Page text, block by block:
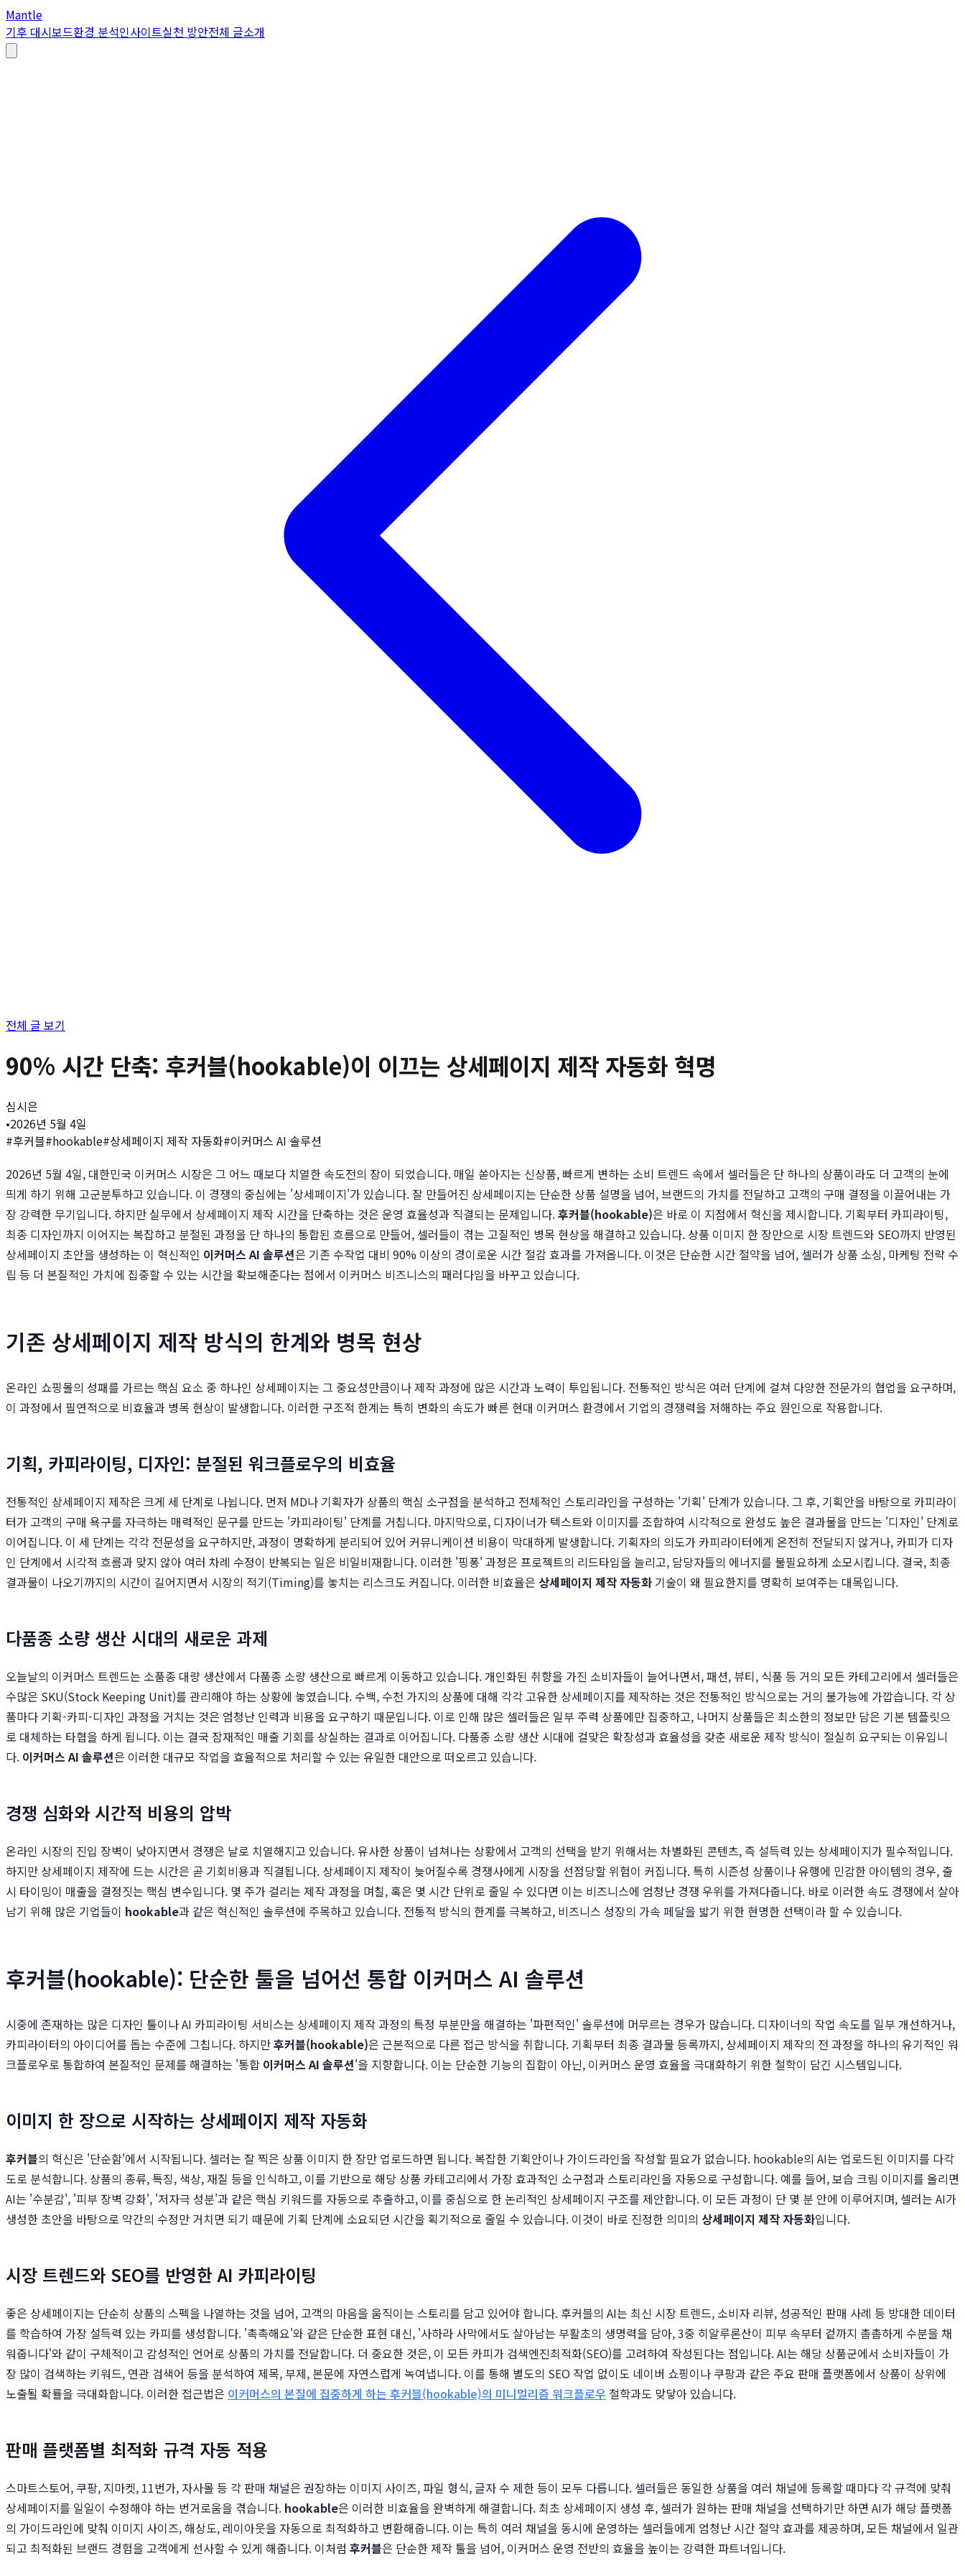
Mantle
기후 대시보드환경 분석인사이트실천 방안전체 글소개
전체 글 보기
90% 시간 단축: 후커블(hookable)이 이끄는 상세페이지 제작 자동화 혁명
심시은
•2026년 5월 4일
#후커블#hookable#상세페이지 제작 자동화#이커머스 AI 솔루션
2026년 5월 4일, 대한민국 이커머스 시장은 그 어느 때보다 치열한 속도전의 장이 되었습니다. 매일 쏟아지는 신상품, 빠르게 변하는 소비 트렌드 속에서 셀러들은 단 하나의 상품이라도 더 고객의 눈에
띄게 하기 위해 고군분투하고 있습니다. 이 경쟁의 중심에는 '상세페이지'가 있습니다. 잘 만들어진 상세페이지는 단순한 상품 설명을 넘어, 브랜드의 가치를 전달하고 고객의 구매 결정을 이끌어내는 가
장 강력한 무기입니다. 하지만 실무에서 상세페이지 제작 시간을 단축하는 것은 운영 효율성과 직결되는 문제입니다.후커블(hookable)은 바로 이 지점에서 혁신을 제시합니다. 기획부터 카피라이팅,
최종 디자인까지 이어지는 복잡하고 분절된 과정을 단 하나의 통합된 흐름으로 만들어, 셀러들이 겪는 고질적인 병목 현상을 해결하고 있습니다. 상품 이미지 한 장만으로 시장 트렌드와 SEO까지 반영된
상세페이지 초안을 생성하는 이 혁신적인 이커머스 AI 솔루션은 기존 수작업 대비 90% 이상의 경이로운 시간 절감 효과를 가져옵니다. 이것은 단순한 시간 절약을 넘어, 셀러가 상품 소싱, 마케팅 전략 수
립 등 더 본질적인 가치에 집중할 수 있는 시간을 확보해준다는 점에서 이커머스 비즈니스의 패러다임을 바꾸고 있습니다.
기존 상세페이지 제작 방식의 한계와 병목 현상
온라인 쇼핑몰의 성패를 가르는 핵심 요소 중 하나인 상세페이지는 그 중요성만큼이나 제작 과정에 많은 시간과 노력이 투입됩니다. 전통적인 방식은 여러 단계에 걸쳐 다양한 전문가의 협업을 요구하며,
이 과정에서 필연적으로 비효율과 병목 현상이 발생합니다. 이러한 구조적 한계는 특히 변화의 속도가 빠른 현대 이커머스 환경에서 기업의 경쟁력을 저해하는 주요 원인으로 작용합니다.
기획, 카피라이팅, 디자인: 분절된 워크플로우의 비효율
전통적인 상세페이지 제작은 크게 세 단계로 나뉩니다. 먼저 MD나 기획자가 상품의 핵심 소구점을 분석하고 전체적인 스토리라인을 구성하는 '기획' 단계가 있습니다. 그 후, 기획안을 바탕으로 카피라이
터가 고객의 구매 욕구를 자극하는 매력적인 문구를 만드는 '카피라이팅' 단계를 거칩니다. 마지막으로, 디자이너가 텍스트와 이미지를 조합하여 시각적으로 완성도 높은 결과물을 만드는 '디자인' 단계로
이어집니다. 이 세 단계는 각각 전문성을 요구하지만, 과정이 명확하게 분리되어 있어 커뮤니케이션 비용이 막대하게 발생합니다. 기획자의 의도가 카피라이터에게 온전히 전달되지 않거나, 카피가 디자
인 단계에서 시각적 흐름과 맞지 않아 여러 차례 수정이 반복되는 일은 비일비재합니다. 이러한 '핑퐁' 과정은 프로젝트의 리드타임을 늘리고, 담당자들의 에너지를 불필요하게 소모시킵니다. 결국, 최종
결과물이 나오기까지의 시간이 길어지면서 시장의 적기(Timing)를 놓치는 리스크도 커집니다. 이러한 비효율은 상세페이지 제작 자동화 기술이 왜 필요한지를 명확히 보여주는 대목입니다.
다품종 소량 생산 시대의 새로운 과제
오늘날의 이커머스 트렌드는 소품종 대량 생산에서 다품종 소량 생산으로 빠르게 이동하고 있습니다. 개인화된 취향을 가진 소비자들이 늘어나면서, 패션, 뷰티, 식품 등 거의 모든 카테고리에서 셀러들은
수많은 SKU(Stock Keeping Unit)를 관리해야 하는 상황에 놓였습니다. 수백, 수천 가지의 상품에 대해 각각 고유한 상세페이지를 제작하는 것은 전통적인 방식으로는 거의 불가능에 가깝습니다. 각 상
품마다 기획-카피-디자인 과정을 거치는 것은 엄청난 인력과 비용을 요구하기 때문입니다. 이로 인해 많은 셀러들은 일부 주력 상품에만 집중하고, 나머지 상품들은 최소한의 정보만 담은 기본 템플릿으
로 대체하는 타협을 하게 됩니다. 이는 결국 잠재적인 매출 기회를 상실하는 결과로 이어집니다. 다품종 소량 생산 시대에 걸맞은 확장성과 효율성을 갖춘 새로운 제작 방식이 절실히 요구되는 이유입니
다. 이커머스 AI 솔루션은 이러한 대규모 작업을 효율적으로 처리할 수 있는 유일한 대안으로 떠오르고 있습니다.
경쟁 심화와 시간적 비용의 압박
온라인 시장의 진입 장벽이 낮아지면서 경쟁은 날로 치열해지고 있습니다. 유사한 상품이 넘쳐나는 상황에서 고객의 선택을 받기 위해서는 차별화된 콘텐츠, 즉 설득력 있는 상세페이지가 필수적입니다.
하지만 상세페이지 제작에 드는 시간은 곧 기회비용과 직결됩니다. 상세페이지 제작이 늦어질수록 경쟁사에게 시장을 선점당할 위험이 커집니다. 특히 시즌성 상품이나 유행에 민감한 아이템의 경우, 출
시 타이밍이 매출을 결정짓는 핵심 변수입니다. 몇 주가 걸리는 제작 과정을 며칠, 혹은 몇 시간 단위로 줄일 수 있다면 이는 비즈니스에 엄청난 경쟁 우위를 가져다줍니다. 바로 이러한 속도 경쟁에서 살아
남기 위해 많은 기업들이 hookable과 같은 혁신적인 솔루션에 주목하고 있습니다. 전통적 방식의 한계를 극복하고, 비즈니스 성장의 가속 페달을 밟기 위한 현명한 선택이라 할 수 있습니다.
후커블(hookable): 단순한 툴을 넘어선 통합 이커머스 AI 솔루션
시중에 존재하는 많은 디자인 툴이나 AI 카피라이팅 서비스는 상세페이지 제작 과정의 특정 부분만을 해결하는 '파편적인' 솔루션에 머무르는 경우가 많습니다. 디자이너의 작업 속도를 일부 개선하거나,
카피라이터의 아이디어를 돕는 수준에 그칩니다. 하지만후커블(hookable)은 근본적으로 다른 접근 방식을 취합니다. 기획부터 최종 결과물 등록까지, 상세페이지 제작의 전 과정을 하나의 유기적인 워
크플로우로 통합하여 본질적인 문제를 해결하는 '통합 이커머스 AI 솔루션'을 지향합니다. 이는 단순한 기능의 집합이 아닌, 이커머스 운영 효율을 극대화하기 위한 철학이 담긴 시스템입니다.
이미지 한 장으로 시작하는 상세페이지 제작 자동화
후커블의 혁신은 '단순함'에서 시작됩니다. 셀러는 잘 찍은 상품 이미지 한 장만 업로드하면 됩니다. 복잡한 기획안이나 가이드라인을 작성할 필요가 없습니다. hookable의 AI는 업로드된 이미지를 다각
도로 분석합니다. 상품의 종류, 특징, 색상, 재질 등을 인식하고, 이를 기반으로 해당 상품 카테고리에서 가장 효과적인 소구점과 스토리라인을 자동으로 구성합니다. 예를 들어, 보습 크림 이미지를 올리면
AI는 '수분감', '피부 장벽 강화', '저자극 성분'과 같은 핵심 키워드를 자동으로 추출하고, 이를 중심으로 한 논리적인 상세페이지 구조를 제안합니다. 이 모든 과정이 단 몇 분 안에 이루어지며, 셀러는 AI가
생성한 초안을 바탕으로 약간의 수정만 거치면 되기 때문에 기획 단계에 소요되던 시간을 획기적으로 줄일 수 있습니다. 이것이 바로 진정한 의미의 상세페이지 제작 자동화입니다.
시장 트렌드와 SEO를 반영한 AI 카피라이팅
좋은 상세페이지는 단순히 상품의 스펙을 나열하는 것을 넘어, 고객의 마음을 움직이는 스토리를 담고 있어야 합니다. 후커블의 AI는 최신 시장 트렌드, 소비자 리뷰, 성공적인 판매 사례 등 방대한 데이터
를 학습하여 가장 설득력 있는 카피를 생성합니다. '촉촉해요'와 같은 단순한 표현 대신, '사하라 사막에서도 살아남는 부활초의 생명력을 담아, 3중 히알루론산이 피부 속부터 겉까지 촘촘하게 수분을 채
워줍니다'와 같이 구체적이고 감성적인 언어로 상품의 가치를 전달합니다. 더 중요한 것은, 이 모든 카피가 검색엔진최적화(SEO)를 고려하여 작성된다는 점입니다. AI는 해당 상품군에서 소비자들이 가
장 많이 검색하는 키워드, 연관 검색어 등을 분석하여 제목, 부제, 본문에 자연스럽게 녹여냅니다. 이를 통해 별도의 SEO 작업 없이도 네이버 쇼핑이나 쿠팡과 같은 주요 판매 플랫폼에서 상품이 상위에
노출될 확률을 극대화합니다. 이러한 접근법은 이커머스의 본질에 집중하게 하는 후커블(hookable)의 미니멀리즘 워크플로우 철학과도 맞닿아 있습니다.
판매 플랫폼별 최적화 규격 자동 적용
스마트스토어, 쿠팡, 지마켓, 11번가, 자사몰 등 각 판매 채널은 권장하는 이미지 사이즈, 파일 형식, 글자 수 제한 등이 모두 다릅니다. 셀러들은 동일한 상품을 여러 채널에 등록할 때마다 각 규격에 맞춰
상세페이지를 일일이 수정해야 하는 번거로움을 겪습니다. hookable은 이러한 비효율을 완벽하게 해결합니다. 최초 상세페이지 생성 후, 셀러가 원하는 판매 채널을 선택하기만 하면 AI가 해당 플랫폼
의 가이드라인에 맞춰 이미지 사이즈, 해상도, 레이아웃을 자동으로 최적화하고 변환해줍니다. 이는 특히 여러 채널을 동시에 운영하는 셀러들에게 엄청난 시간 절약 효과를 제공하며, 모든 채널에서 일관
되고 최적화된 브랜드 경험을 고객에게 선사할 수 있게 해줍니다. 이처럼 후커블은 단순한 제작 툴을 넘어, 이커머스 운영 전반의 효율을 높이는 강력한 파트너입니다.